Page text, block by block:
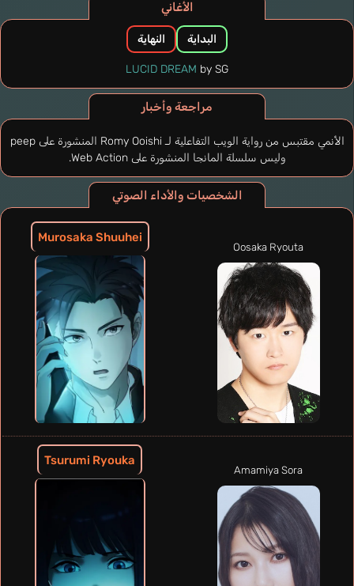
مراجعة وأخبار
الأنمي مقتبس من رواية الويب التفاعلية لـ Romy Ooishi المنشورة على peep
وليس سلسلة المانجا المنشورة على Web Action.
الأغاني
البداية النهاية
LUCID DREAM by SG
الشخصيات والأداء الصوتي
Murosaka Shuuhei
Oosaka Ryouta
Tsurumi Ryouka
Amamiya Sora